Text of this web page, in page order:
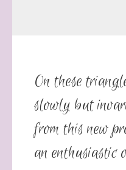
On these
slowly but
from this new
an enthusiastic